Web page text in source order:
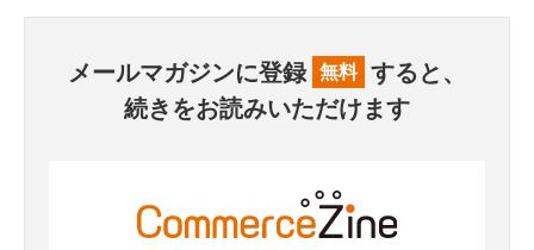
メールマガジンに登録 無料 すると、
続きをお読みいただけます